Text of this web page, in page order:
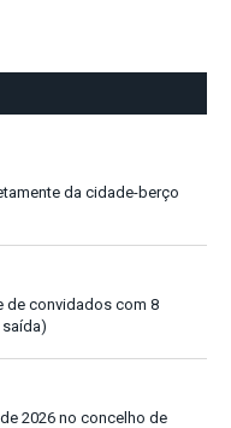
da cidade-berço
de convidados com 8
2026 no concelho de